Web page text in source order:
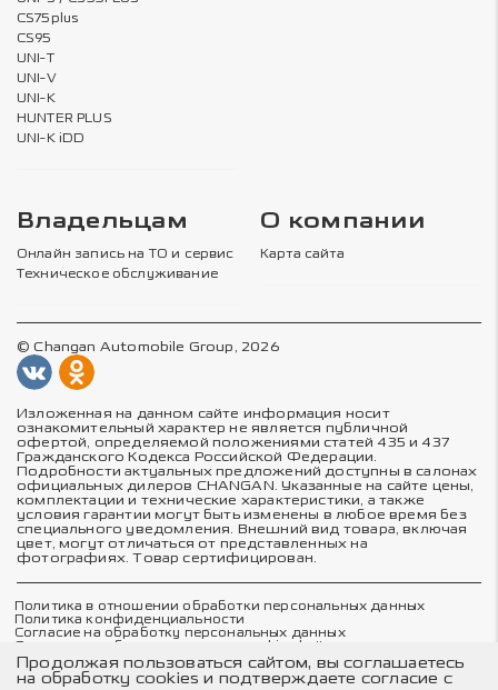
CS75plus
CS95
UNI-T
UNI-V
UNI-K
HUNTER PLUS
UNI-K iDD
Владельцам
Онлайн запись на ТО и сервис
Техническое обслуживание
О компании
Карта сайта
© Changan Automobile Group, 2026
Изложенная на данном сайте информация носит
ознакомительный характер не является публичной
офертой, определяемой положениями статей 435 и 437
Гражданского Кодекса Российской Федерации.
Подробности актуальных предложений доступны в салонах
официальных дилеров CHANGAN. Указанные на сайте цены,
комплектации и технические характеристики, а также
условия гарантии могут быть изменены в любое время без
специального уведомления. Внешний вид товара, включая
цвет, могут отличаться от представленных на
фотографиях. Товар сертифицирован.
Политика в отношении обработки персональных данных
Политика конфиденциальности
Согласие на обработку персональных данных
Соглашение об использовании cookie-файлов
Пользовательское соглашение
Согласие пользователя на осуществление рекламной
рассылки
Продолжая пользоваться сайтом, вы соглашаетесь
на обработку cookies и подтверждаете согласие с